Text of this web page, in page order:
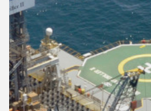
เพลง
บทความ